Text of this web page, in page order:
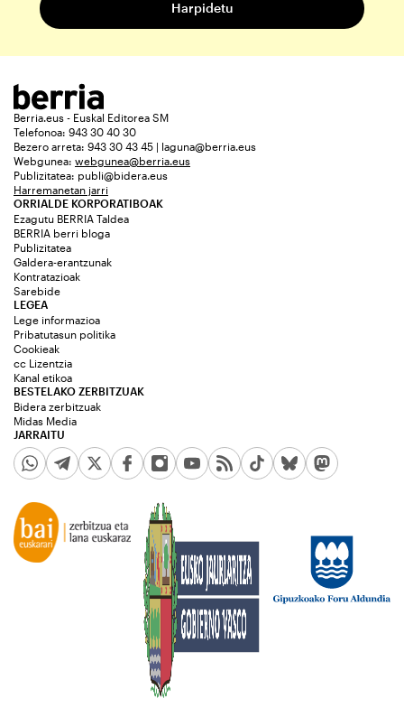
Berria.eus - Euskal Editorea SM
Telefonoa: 943 30 40 30
Bezero arreta: 943 30 43 45 | laguna@berria.eus
Webgunea: webgunea@berria.eus
Publizitatea: publi@bidera.eus
Harremanetan jarri
ORRIALDE KORPORATIBOAK
Ezagutu BERRIA Taldea
BERRIA berri bloga
Publizitatea
Galdera-erantzunak
Kontratazioak
Sarebide
JARRAITU
LEGEA
Lege informazioa
Pribatutasun politika
Cookieak
cc Lizentzia
Kanal etikoa
BESTELAKO ZERBITZUAK
Bidera zerbitzuak
Midas Media